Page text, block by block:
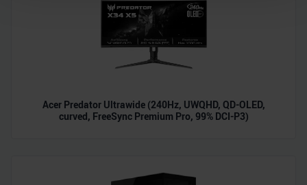
Wir verwenden Cookies, um Inhalte und Anzeigen zu
personalisieren, Funktionen für soziale Medien anbieten
soziale Medien, Werbung und Analysen weiter. Unsere
Partner führen diese Informationen möglicherweise mit
Acer Predator Ultrawide (240Hz, UWQHD, QD-OLED,
curved, FreeSync Premium Pro, 99% DCI-P3)